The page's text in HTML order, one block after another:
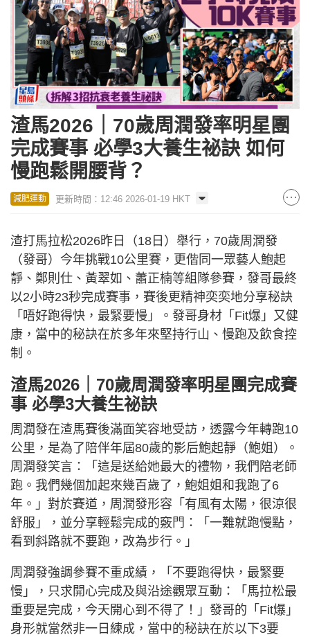
渣馬2026｜70歲周潤發率明星團
完成賽事 必學3大養生祕訣 如何
慢跑鬆開腰背？
減肥運動 更新時間：12:46 2026-01-19 HKT
渣打馬拉松2026昨日（18日）舉行，70歲周潤發
（發哥）今年挑戰10公里賽，更偕同一眾藝人鮑起
靜、鄭則仕、黃翠如、蕭正楠等組隊參賽，發哥最終
以2小時23秒完成賽事，賽後更精神奕奕地分享秘訣
「唔好跑得快，最緊要慢」。發哥身材「Fit爆」又健
康，當中的秘訣在於多年來堅持行山、慢跑及飲食控
制。
渣馬2026｜70歲周潤發率明星團完成賽
事 必學3大養生祕訣
周潤發在渣馬賽後滿面笑容地受訪，透露今年轉跑10
公里，是為了陪伴年屆80歲的影后鮑起靜（鮑姐）。
周潤發笑言：「這是送給她最大的禮物，我們陪老師
跑。我們幾個加起來幾百歲了，鮑姐姐和我跑了6
年。」對於賽道，周潤發形容「有風有太陽，很涼很
舒服」，並分享輕鬆完成的竅門：「一難就跑慢點，
看到斜路就不要跑，改為步行。」
周潤發強調參賽不重成績，「不要跑得快，最緊要
慢」，只求開心完成及與沿途觀眾互動：「馬拉松最
重要是完成，今天開心到不得了！」發哥的「Fit爆」
身形就當然非一日練成，當中的秘訣在於以下3要